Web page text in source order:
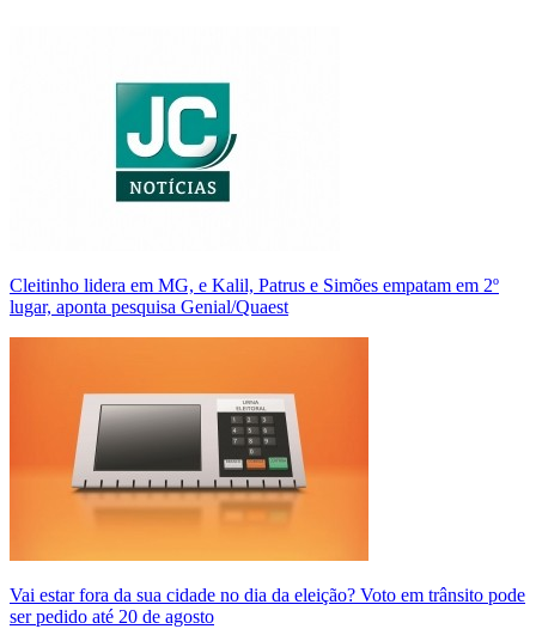
Cleitinho lidera em MG, e Kalil, Patrus e Simões empatam em 2º
lugar, aponta pesquisa Genial/Quaest
Vai estar fora da sua cidade no dia da eleição? Voto em trânsito pode
ser pedido até 20 de agosto